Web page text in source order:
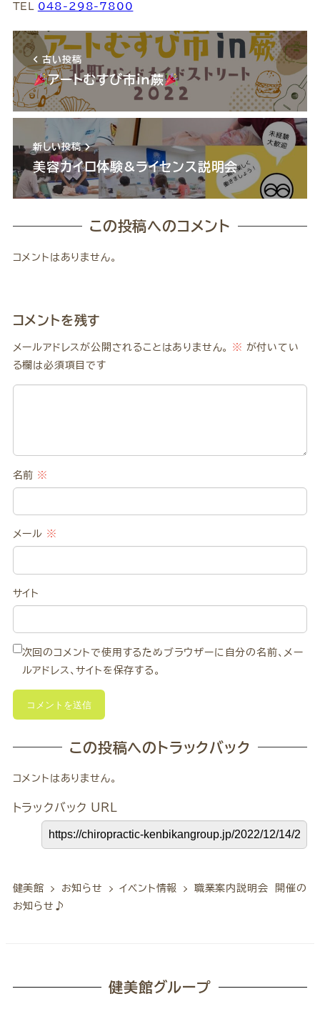
TEL 048-298-7800
古い投稿
アートむすび市in蕨
新しい投稿
美容カイロ体験&ライセンス説明会
この投稿へのコメント
コメントはありません。
コメントを残す
メールアドレスが公開されることはありません。 ※ が付いてい
る欄は必須項目です
名前 ※
メール ※
サイト
次回のコメントで使用するためブラウザーに自分の名前、メー
ルアドレス、サイトを保存する。
この投稿へのトラックバック
コメントはありません。
トラックバック URL
健美館 お知らせ イベント情報
職業案内説明会 開催の
お知らせ♪
健美館グループ